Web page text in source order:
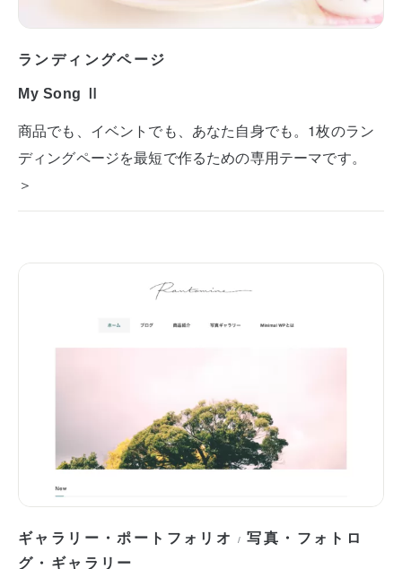
ランディングページ
My Song Ⅱ
商品でも、イベントでも、あなた自身でも。1枚のラン
ディングページを最短で作るための専用テーマです。
＞
ギャラリー・ポートフォリオ /写真・フォトロ
グ・ギャラリー